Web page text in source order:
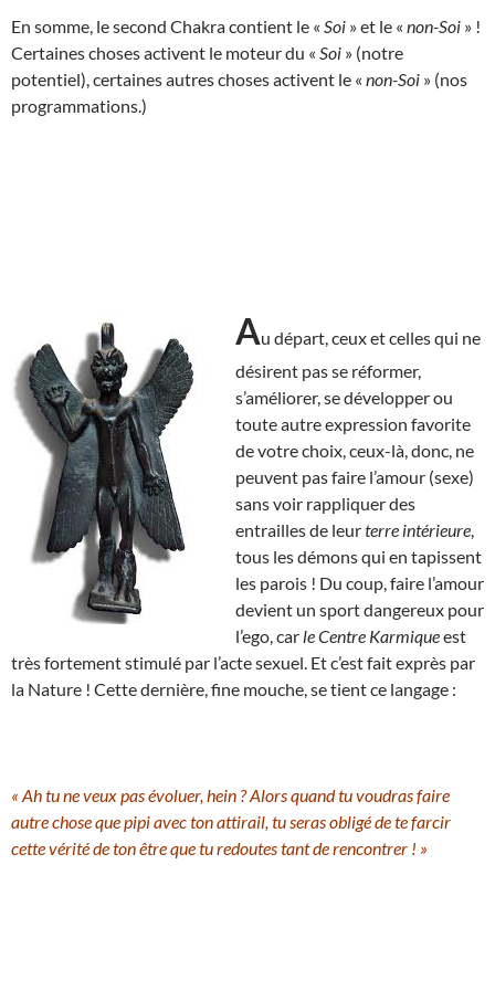
En somme, le second Chakra contient le « Soi » et le « non-Soi » !
Certaines choses activent le moteur du « Soi » (notre
potentiel), certaines autres choses activent le « non-Soi » (nos
programmations.)
Au départ, ceux et celles qui ne
désirent pas se réformer,
s’améliorer, se développer ou
toute autre expression favorite
de votre choix, ceux-là, donc, ne
peuvent pas faire l’amour (sexe)
sans voir rappliquer des
entrailles de leurterre intérieure
tous les démons qui en tapissent
les parois ! Du coup, faire l’amour
devient un sport dangereux pour
l’ego, car le Centre Karmiqueest
très fortement stimulé par l’acte sexuel. Et c’est fait exprès par
la Nature ! Cette dernière, fine mouche, se tient ce langage :
« Ah tu ne veux pas évoluer, hein ? Alors quand tu voudras faire
autre chose que pipi avec ton attirail, tu seras obligé de te farcir
cette vérité de ton être que tu redoutes tant de rencontrer ! »